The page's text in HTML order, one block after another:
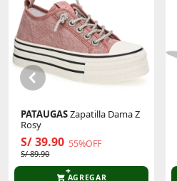
PATAUGASZapatilla Dama Z
Rosy
S/ 39.90 55%OFF
S/ 89.90
AGREGAR